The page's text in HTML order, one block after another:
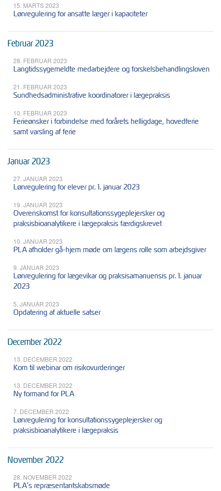
15. MARTS 2023
Lønregulering for ansatte læger i kapaciteter
Februar 2023
28. FEBRUAR 2023
Langtidssygemeldte medarbejdere og forskelsbehandlingsloven
21. FEBRUAR 2023
Sundhedsadministrative koordinatorer i lægepraksis
10. FEBRUAR 2023
Ferieønsker i forbindelse med forårets helligdage, hovedferie
samt varsling af ferie
Januar 2023
27. JANUAR 2023
Lønregulering for elever pr. 1. januar 2023
19. JANUAR 2023
Overenskomst for konsultationssygeplejersker og
praksisbioanalytikere i lægepraksis færdigskrevet
10. JANUAR 2023
PLA afholder gå-hjem møde om lægens rolle som arbejdsgiver
9. JANUAR 2023
Lønregulering for lægevikar og praksisamanuensis pr. 1. januar
2023
5. JANUAR 2023
Opdatering af aktuelle satser
December 2022
13. DECEMBER 2022
Kom til webinar om risikovurderinger
13. DECEMBER 2022
Ny formand for PLA
7. DECEMBER 2022
Lønregulering for konsultationssygeplejersker og
praksisbioanalytikere i lægepraksis
November 2022
28. NOVEMBER 2022
PLA’s repræsentantskabsmøde